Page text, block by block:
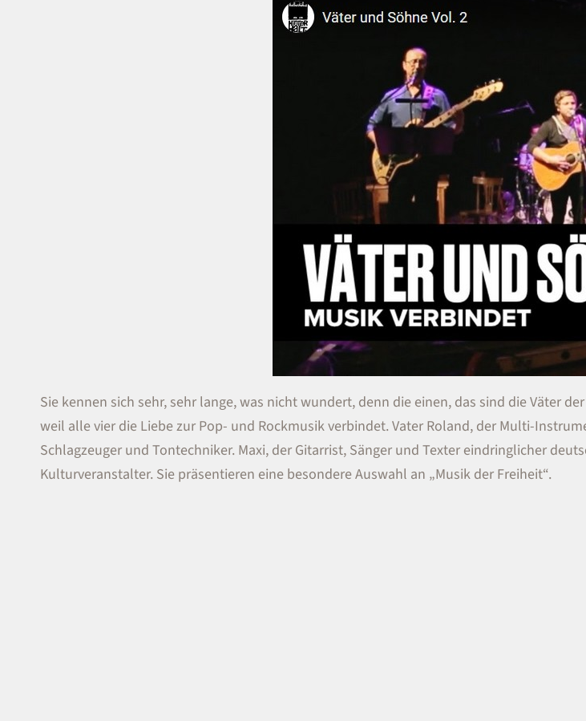
Sie kennen sich sehr, sehr lange, was nicht wundert, denn die einen, das sind die Väter
weil alle vier die Liebe zur Pop- und Rockmusik verbindet. Vater Roland, der Multi-
Schlagzeuger und Tontechniker. Maxi, der Gitarrist, Sänger und Texter eindringlicher
Kulturveranstalter. Sie präsentieren eine besondere Auswahl an „Musik der Freiheit“.